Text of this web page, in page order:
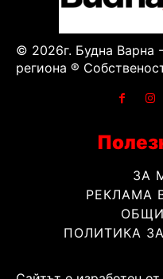
© 2026г. Будна Варна
региона ®
ЗА
РЕКЛАМА
ПОЛИТИКА